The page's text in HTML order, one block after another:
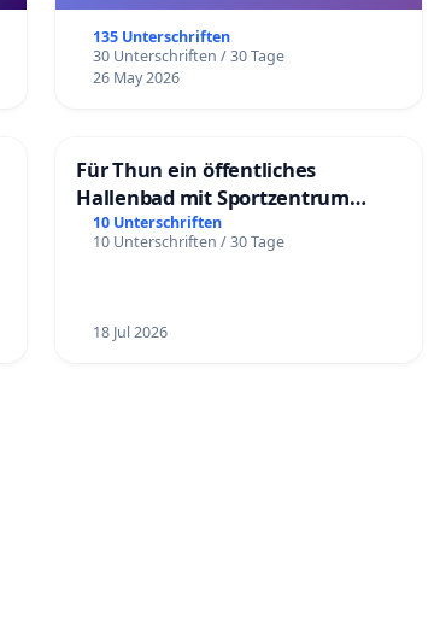
135 Unterschriften
30 Unterschriften / 30 Tage
26 May 2026
Für Thun ein öffentliches
Hallenbad mit Sportzentrum
schaffen
10 Unterschriften
10 Unterschriften / 30 Tage
18 Jul 2026